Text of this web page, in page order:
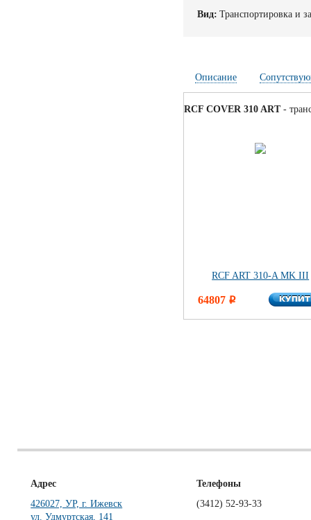
Вид: Транспортировка и
Описание
RCF COVER 310 ART-
RCF ART 310-A MK III
64807 i
Адрес
426027, УР, г. Ижевск
ул. Удмуртская, 141
Телефоны
(3412) 52-93-33